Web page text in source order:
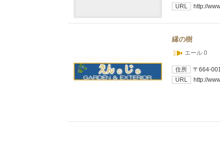
URL
http://
縁の樹
エール 0
住所
〒664-
URL
http://